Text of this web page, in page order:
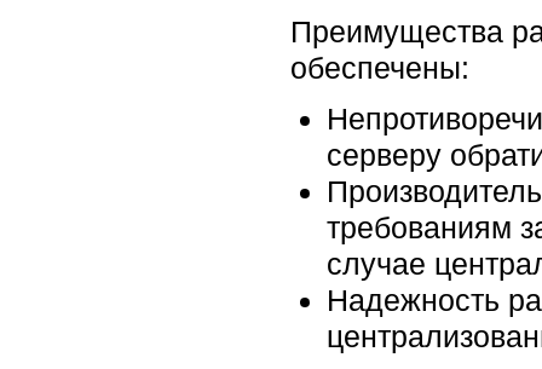
Преимущества
обеспечены:
серверу
требованиям
случае
Надежность